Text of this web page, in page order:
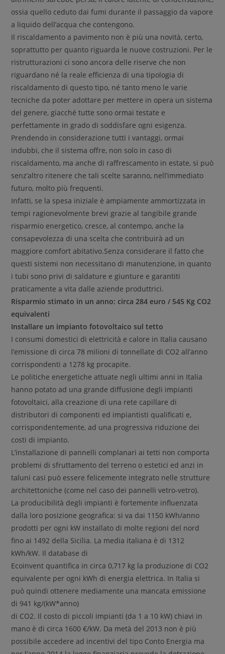
ossia quello ceduto dai fumi durante il passaggio da vapore
a liquido dell’acqua che contengono.
Il riscaldamento a pavimento non è più una novità, certo,
soprattutto per quanto riguarda le nuove costruzioni. Per le
ristrutturazioni ci sono ancora delle riserve che non
riguardano né la reale efficienza di una tipologia di
riscaldamento di questo tipo, né tanto meno le varie
tecniche da poter adottare per mettere in opera un sistema
del genere, giacché tutte sono ormai testate e
perfettamente in grado di soddisfare ogni esigenza.
Prendendo in considerazione tutti i vantaggi, ormai
indubbi, che il sistema offre, non solo in caso di
riscaldamento, ma anche di raffrescamento in estate, si può
senz’altro ritenere che tali scelte saranno, nell’immediato
futuro, molto più frequenti.
Infatti, se la spesa iniziale è ampiamente ammortizzata in
tempi ragionevolmente brevi grazie al tangibile grande
risparmio energetico, cresce, al contempo, anche la
consapevolezza di una scelta che contribuirà ad un
maggiore comfort abitativo.Senza considerare il fatto che
questi sistemi non necessitano di manutenzione, in quanto
i tubi sono privi di saldature e giunture e garantiti
praticamente a vita dalle aziende produttrici.
Risparmio stimato in un anno: circa 284 euro / 545 Kg CO2
equivalenti
Installare un impianto fotovoltaico sul tetto
I consumi domestici di elettricità e calore in Italia causano
l’emissione di circa 78 milioni di tonnellate di CO2 all’anno
corrispondenti a 1278 kg procapite.
Le politiche energetiche attuate negli ultimi anni in Italia
hanno potato ad una grande diffusione degli impianti
fotovoltaici, alla creazione di una rete capillare di
distributori di componenti ed impiantisti qualificati e,
corrispondentemente, ad una progressiva riduzione dei
costi di impianto.
L’installazione di pannelli complanari ai tetti non comporta
problemi di sfruttamento del terreno o estetici ed anzi in
taluni casi può essere felicemente integrato nelle strutture
architettoniche (come nel caso dei pannelli vetro-vetro).
La producibilità degli impianti è fortemente influenzata
dalla loro posizione geografica: si va dai 1150 kWh/anno
prodotti per ogni kW installato di molte regioni del nord
fino ai 1492 della Sicilia. La media italiana è di 1312
kWh/kW. Il database di
Ecoinvent quantifica in circa 0,717 kg la produzione di CO2
equivalente per ogni kWh di energia elettrica. In Italia si
può quindi ottenere mediamente una mancata emissione
di 941 kg/(kW*anno)
di CO2. Il costo di piccoli impianti (da 1 a 10 kW) chiavi in
mano è di circa 1600 €/kW. Da metà del 2013 non è più
possibile accedere ad incentivi del tipo Conto Energia ma